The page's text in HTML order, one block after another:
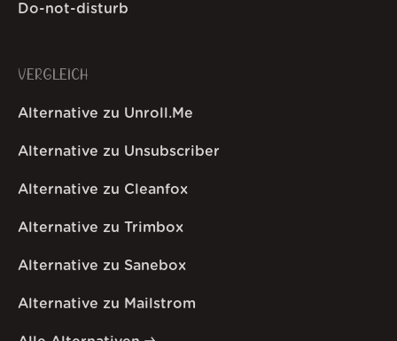
Do-not-disturb
VERGLEICH
Alternative zu Unroll.Me
Alternative zu Unsubscriber
Alternative zu Cleanfox
Alternative zu Trimbox
Alternative zu Sanebox
Alternative zu Mailstrom